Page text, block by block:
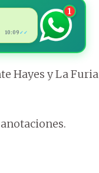
10:09 ✓✓
1
Hayes y La Furia